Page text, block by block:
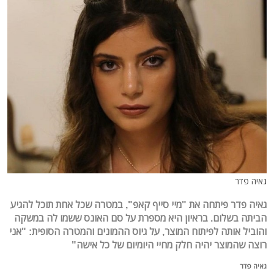
גאיה פדר
גאיה פדר פיתחה את "מיי סייף קאפ", במטרה שכל אחת תוכל להגיע
הביתה בשלום. בראיון היא מספרת על סם האונס ששמו לה במשקה
והוביל אותה לפיתוח המוצר, על גיוס ההמונים והמטרה הסופית: "אני
רוצה שהמוצר יהיה חלק מחיי היומיום של כל אישה"
גאיה פדר